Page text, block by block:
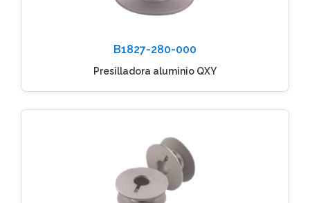
B1827-280-000
Presilladora aluminio QXY